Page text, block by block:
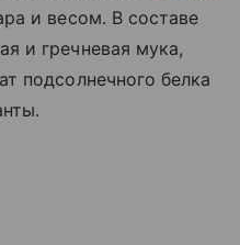
и весом. В составе
и гречневая мука,
подсолнечного белка